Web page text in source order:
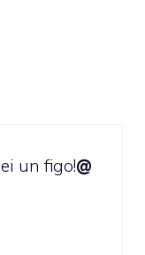
un figo!@